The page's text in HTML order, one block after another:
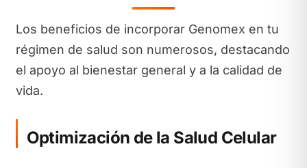
Los beneficios de incorporar Genomex en tu
régimen de salud son numerosos, destacando
el apoyo al bienestar general y a la calidad de
vida.
Optimización de la Salud Celular